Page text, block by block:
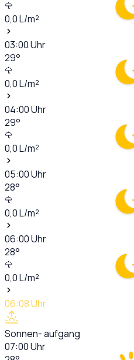
0,0L/m²
03:00Uhr
29°
0,0L/m²
04:00Uhr
29°
0,0L/m²
05:00Uhr
28°
0,0L/m²
06:00Uhr
28°
0,0L/m²
06:08Uhr
Sonnen- aufgang
07:00Uhr